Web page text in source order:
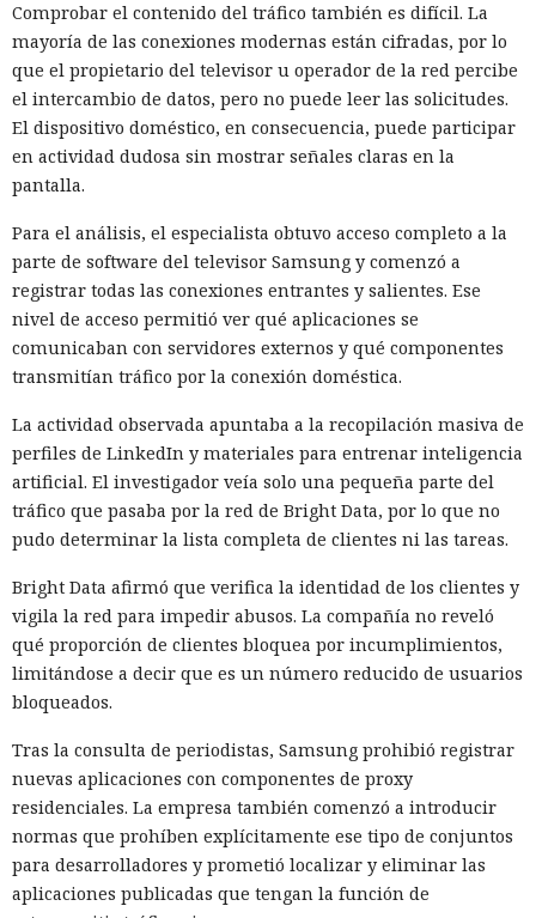
Comprobar el contenido del tráfico también es difícil. La
mayoría de las conexiones modernas están cifradas, por lo
que el propietario del televisor u operador de la red percibe
el intercambio de datos, pero no puede leer las solicitudes.
El dispositivo doméstico, en consecuencia, puede participar
en actividad dudosa sin mostrar señales claras en la
pantalla.
Para el análisis, el especialista obtuvo acceso completo a la
parte de software del televisor Samsung y comenzó a
registrar todas las conexiones entrantes y salientes. Ese
nivel de acceso permitió ver qué aplicaciones se
comunicaban con servidores externos y qué componentes
transmitían tráfico por la conexión doméstica.
La actividad observada apuntaba a la recopilación masiva de
perfiles de LinkedIn y materiales para entrenar inteligencia
artificial. El investigador veía solo una pequeña parte del
tráfico que pasaba por la red de Bright Data, por lo que no
pudo determinar la lista completa de clientes ni las tareas.
Bright Data afirmó que verifica la identidad de los clientes y
vigila la red para impedir abusos. La compañía no reveló
qué proporción de clientes bloquea por incumplimientos,
limitándose a decir que es un número reducido de usuarios
bloqueados.
Tras la consulta de periodistas, Samsung prohibió registrar
nuevas aplicaciones con componentes de proxy
residenciales. La empresa también comenzó a introducir
normas que prohíben explícitamente ese tipo de conjuntos
para desarrolladores y prometió localizar y eliminar las
aplicaciones publicadas que tengan la función de